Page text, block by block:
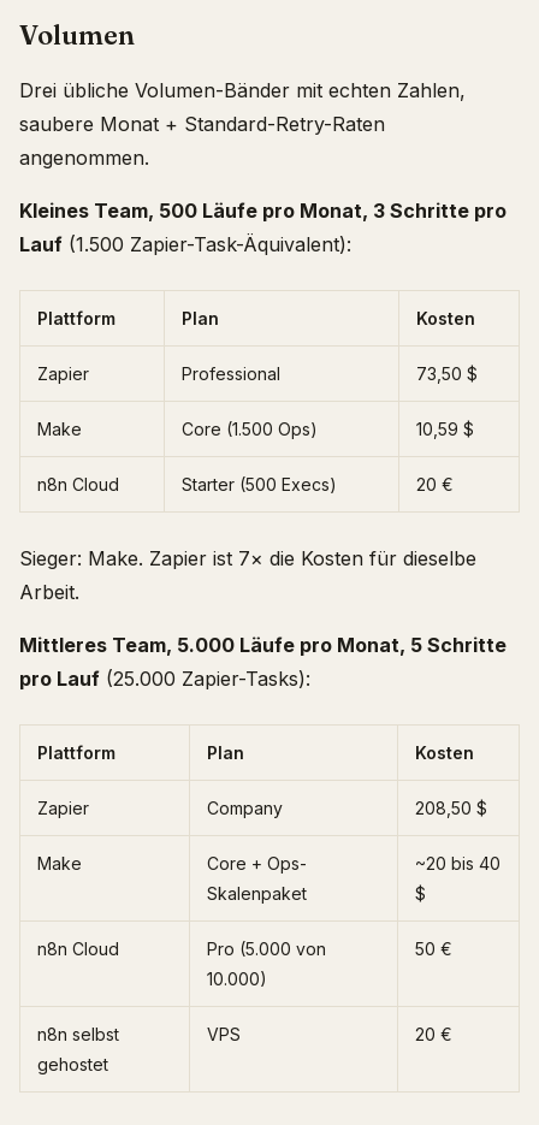
Volumen
Drei übliche Volumen-Bänder mit echten Zahlen,
saubere Monat + Standard-Retry-Raten
angenommen.
Kleines Team, 500 Läufe pro Monat, 3 Schritte pro
Lauf (1.500 Zapier-Task-Äquivalent):
Plattform Plan Kosten
Zapier Professional 73,50 $
Make Core (1.500 Ops) 10,59 $
n8n Cloud Starter (500 Execs) 20 €
Sieger: Make. Zapier ist 7× die Kosten für dieselbe
Arbeit.
Mittleres Team, 5.000 Läufe pro Monat, 5 Schritte
pro Lauf (25.000 Zapier-Tasks):
Plattform Plan Kosten
Zapier Company 208,50 $
Make
Core + Ops-
Skalenpaket
~20 bis 40
$
n8n Cloud
Pro (5.000 von
10.000)
50 €
n8n selbst
gehostet
VPS 20 €